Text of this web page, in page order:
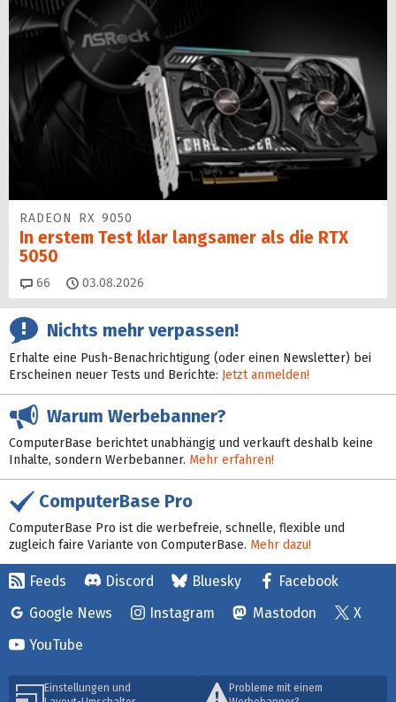
RADEON RX 9050
In erstem Test klar langsamer als die RTX
5050
66 Kommentare
03.08.2026
Nichts mehr verpassen!
Erhalte eine Push-Benachrichtigung (oder einen Newsletter) bei
Erscheinen neuer Tests und Berichte: Jetzt anmelden!
Warum Werbebanner?
ComputerBase berichtet unabhängig und verkauft deshalb keine
Inhalte, sondern Werbebanner. Mehr erfahren!
ComputerBase Pro
ComputerBase Pro ist die werbefreie, schnelle, flexible und
zugleich faire Variante von ComputerBase. Mehr dazu!
Feeds Discord Bluesky
Facebook
Google News
Instagram Mastodon
X
YouTube
Einstellungen und
Probleme mit einem